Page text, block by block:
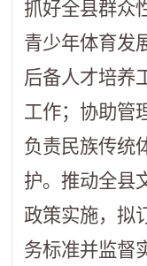
抓好全县群众
青少年体育发
后备人才培养
工作；协助管
负责民族传统
护。推动全县
政策实施，拟
务标准并监督